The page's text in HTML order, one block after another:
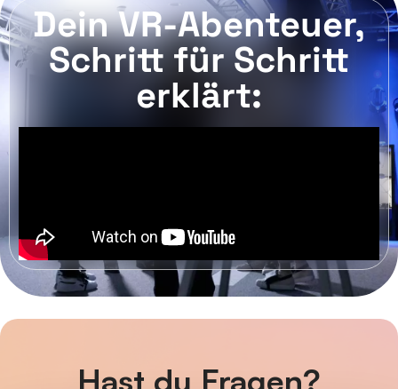
Dein VR-Abenteuer,
Schritt für Schritt
erklärt:
Hast du Fragen?